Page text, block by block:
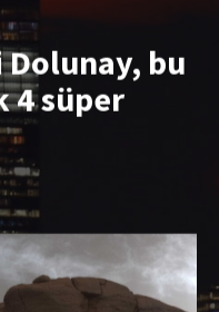
Dolunay, bu
4 süper